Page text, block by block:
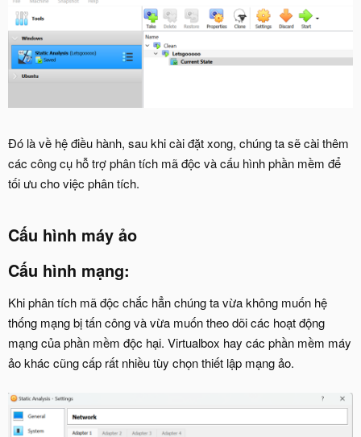
Đó là về hệ điều hành, sau khi cài đặt xong, chúng ta sẽ cài thêm
các công cụ hỗ trợ phân tích mã độc và cấu hình phần mềm để
tối ưu cho việc phân tích.
Cấu hình máy ảo
Cấu hình mạng:
Khi phân tích mã độc chắc hẳn chúng ta vừa không muốn hệ
thống mạng bị tấn công và vừa muốn theo dõi các hoạt động
mạng của phần mềm độc hại. Virtualbox hay các phần mềm máy
ảo khác cũng cấp rất nhiều tùy chọn thiết lập mạng ảo.